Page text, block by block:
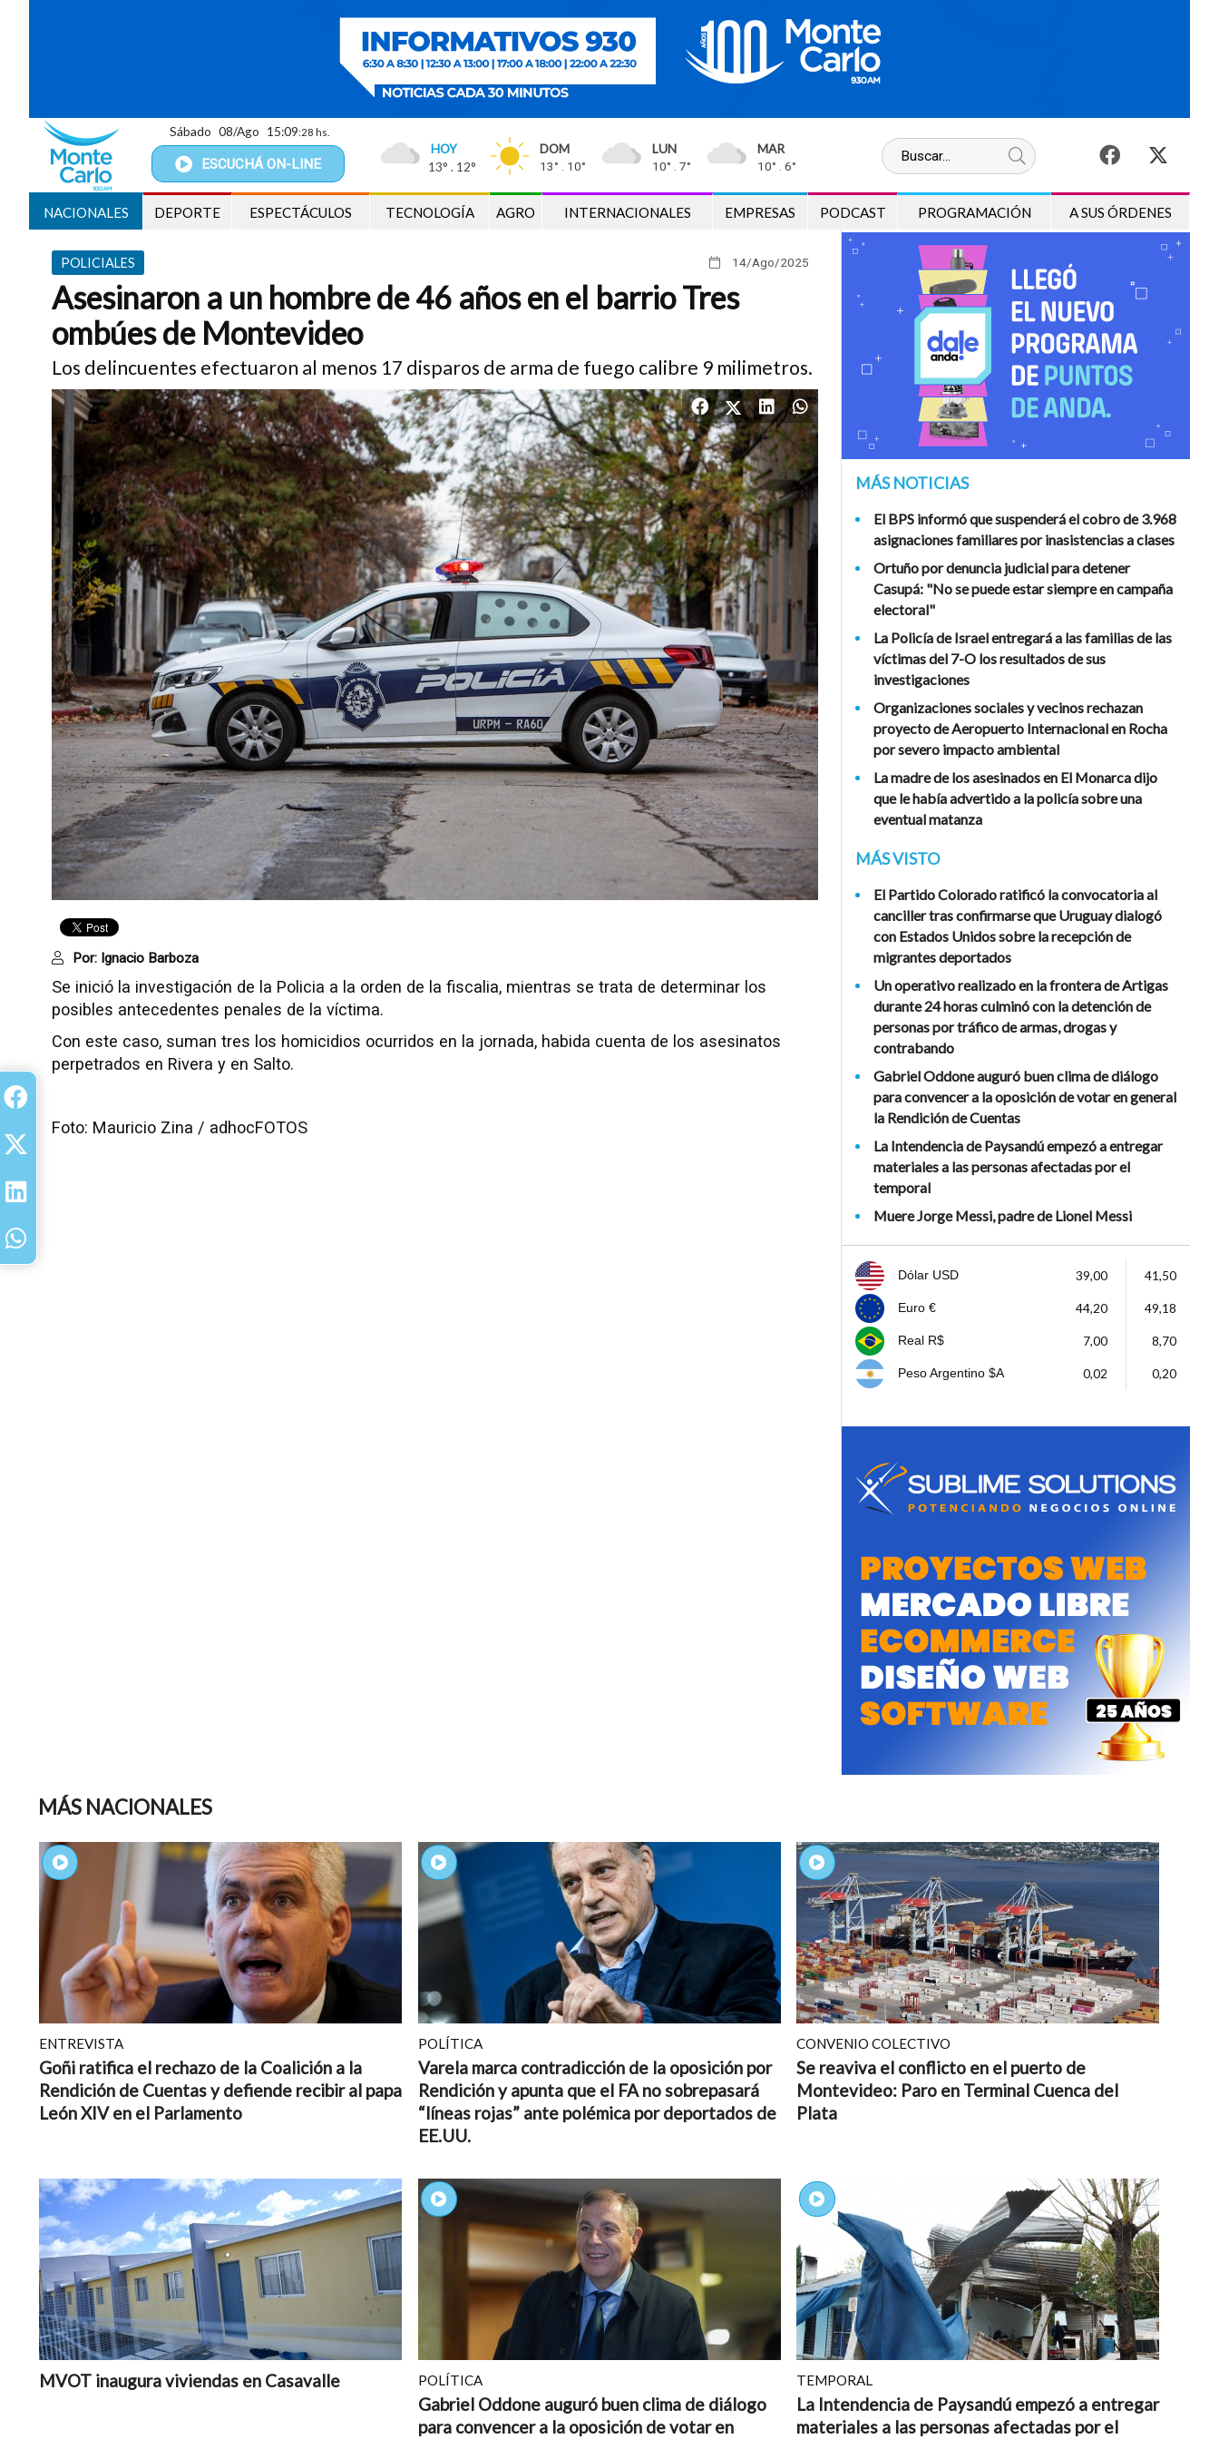
ESCUCHÁ ON-LINE
HOY
13° . 12°
DOM
13° . 10°
LUN
10° . 7°
MAR
10° . 6°
Sábado 08/Ago 15:09:29 hs.
NACIONALES DEPORTE ESPECTÁCULOS TECNOLOGÍA AGRO INTERNACIONALES EMPRESAS PODCAST PROGRAMACIÓN A SUS ÓRDENES
14/Ago/2025
POLICIALES
Asesinaron a un hombre de 46 años en el barrio Tres
ombúes de Montevideo
Los delincuentes efectuaron al menos 17 disparos de arma de fuego calibre 9 milimetros.
Por: Ignacio Barboza
Se inició la investigación de la Policia a la orden de la fiscalia, mientras se trata de determinar los
posibles antecedentes penales de la víctima.
Con este caso, suman tres los homicidios ocurridos en la jornada, habida cuenta de los asesinatos
perpetrados en Rivera y en Salto.
Foto: Mauricio Zina / adhocFOTOS
MÁS NOTICIAS
El BPS informó que suspenderá el cobro de 3.968
asignaciones familiares por inasistencias a clases
Ortuño por denuncia judicial para detener
Casupá: "No se puede estar siempre en campaña
electoral"
La Policía de Israel entregará a las familias de las
víctimas del 7-O los resultados de sus
investigaciones
Organizaciones sociales y vecinos rechazan
proyecto de Aeropuerto Internacional en Rocha
por severo impacto ambiental
La madre de los asesinados en El Monarca dijo
que le había advertido a la policía sobre una
eventual matanza
MÁS VISTO
El Partido Colorado ratificó la convocatoria al
canciller tras confirmarse que Uruguay dialogó
con Estados Unidos sobre la recepción de
migrantes deportados
Un operativo realizado en la frontera de Artigas
durante 24 horas culminó con la detención de
personas por tráfico de armas, drogas y
contrabando
Gabriel Oddone auguró buen clima de diálogo
para convencer a la oposición de votar en general
la Rendición de Cuentas
La Intendencia de Paysandú empezó a entregar
materiales a las personas afectadas por el
temporal
Muere Jorge Messi, padre de Lionel Messi
Dólar USD 39,00 41,50
Euro € 44,20 49,18
Real R$ 7,00 8,70
Peso Argentino $A 0,02 0,20
MÁS NACIONALES
ENTREVISTA
Goñi ratifica el rechazo de la Coalición a la
Rendición de Cuentas y defiende recibir al papa
León XIV en el Parlamento
POLÍTICA
Varela marca contradicción de la oposición por
Rendición y apunta que el FA no sobrepasará
“líneas rojas” ante polémica por deportados de
EE.UU.
CONVENIO COLECTIVO
Se reaviva el conflicto en el puerto de
Montevideo: Paro en Terminal Cuenca del
Plata
MVOT inaugura viviendas en Casavalle POLÍTICA
Gabriel Oddone auguró buen clima de diálogo
para convencer a la oposición de votar en
TEMPORAL
La Intendencia de Paysandú empezó a entregar
materiales a las personas afectadas por el